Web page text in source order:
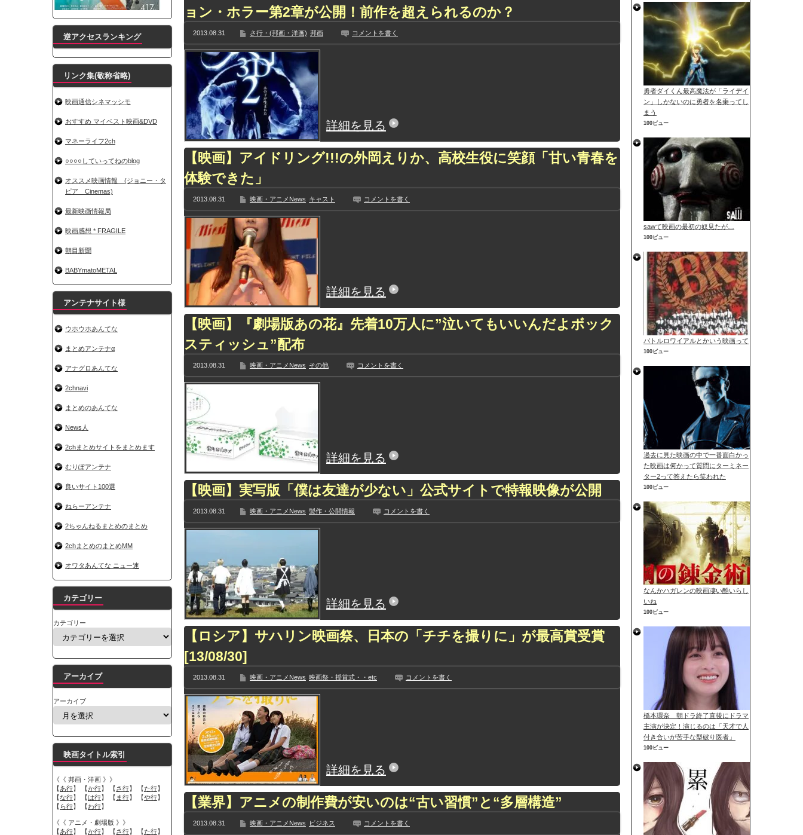
ョン・ホラー第2章が公開！前作を超えられるのか？
2013.08.31 さ行・(邦画・洋画) 邦画 コメントを書く
詳細を見る
【映画】アイドリング!!!の外岡えりか、高校生役に笑顔「甘い青春を
体験できた」
2013.08.31 映画・アニメNews キャスト コメントを書く
詳細を見る
【映画】『劇場版あの花』先着10万人に”泣いてもいいんだよボック
スティッシュ”配布
2013.08.31 映画・アニメNews その他 コメントを書く
詳細を見る
【映画】実写版「僕は友達が少ない」公式サイトで特報映像が公開
2013.08.31 映画・アニメNews 製作・公開情報 コメントを書く
詳細を見る
【ロシア】サハリン映画祭、日本の「チチを撮りに」が最高賞受賞
[13/08/30]
2013.08.31 映画・アニメNews 映画祭・授賞式・・etc コメントを書く
詳細を見る
【業界】アニメの制作費が安いのは“古い習慣”と“多層構造”
2013.08.31 映画・アニメNews ビジネス コメントを書く
逆アクセスランキング
リンク集(敬称省略)
映画通信シネマッシモ
おすすめ マイベスト映画&DVD
マネーライフ2ch
○○○○していってねのblog
オススメ映画情報 (ジョニー・タ
ピア Cinemas)
最新映画情報局
映画感想 * FRAGILE
朝目新聞
BABYmatoMETAL
アンテナサイト様
ウホウホあんてな
まとめアンテナα
アナグロあんてな
2chnavi
まとめのあんてな
News人
2chまとめサイトをまとめます
むりぽアンテナ
良いサイト100選
ねらーアンテナ
2ちゃんねるまとめのまとめ
2chまとめのまとめMM
オワタあんてな ニュー速
カテゴリー
カテゴリー
アーカイブ
アーカイブ
映画タイトル索引
《《 邦画・洋画 》》
【あ行】 【か行】 【さ行】 【た行】
【な行】 【は行】 【 ま行】 【や行】
【 ら行】 【わ行】
《《 アニメ・劇場版 》》
【あ行】 【か行】 【さ行】 【た行】
勇者ダイくん最高魔法が「ライデイ
ン」しかないのに勇者を名乗ってし
まう
100ビュー
sawて映画の最初の奴見たが…
100ビュー
バトルロワイアルとかいう映画って
100ビュー
過去に見た映画の中で一番面白かっ
た映画は何かって質問にターミネー
ター2って答えたら笑われた
100ビュー
なんかハガレンの映画凄い酷いらし
いね
100ビュー
橋本環奈 朝ドラ終了直後にドラマ
主演が決定！演じるのは「天才で人
付き合いが苦手な型破り医者」
100ビュー